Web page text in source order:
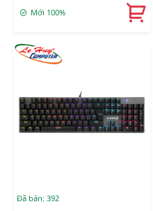
Mới 100%
Đã bán: 392